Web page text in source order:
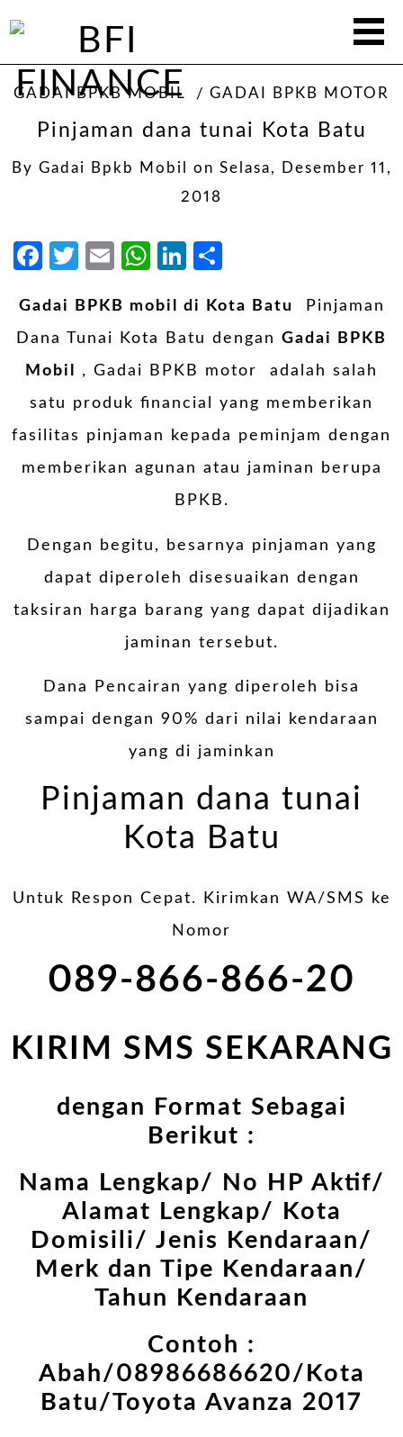
GADAI BPKB MOBIL GADAI BPKB MOTOR
Pinjaman dana tunai Kota Batu
By Gadai Bpkb Mobil on Selasa, Desember 11,
2018
Facebook
Twitter
EmailWhatsApp
LinkedIn
Gadai BPKB mobil di Kota Batu
Pinjaman
Dana Tunai Kota Batu dengan Gadai BPKB
Mobil
, Gadai BPKB motor adalah salah
satu produk financial yang memberikan
fasilitas pinjaman kepada peminjam dengan
memberikan agunan atau jaminan berupa
BPKB.
Dengan begitu, besarnya pinjaman yang
dapat diperoleh disesuaikan dengan
taksiran harga barang yang dapat dijadikan
jaminan tersebut.
Dana Pencairan yang diperoleh bisa
sampai dengan 90% dari nilai kendaraan
yang di jaminkan
Pinjaman dana tunai
Kota Batu
Untuk Respon Cepat. Kirimkan WA/SMS ke
Nomor
089-866-866-20
KIRIM SMS SEKARANG
dengan Format Sebagai
Berikut :
Nama Lengkap/ No HP Aktif/
Alamat Lengkap/ Kota
Domisili/ Jenis Kendaraan/
Merk dan Tipe Kendaraan/
Tahun Kendaraan
Contoh :
Abah/08986686620/Kota
Batu/Toyota Avanza 2017